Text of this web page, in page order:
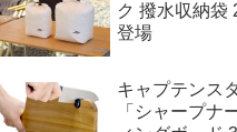
ク 撥水収納袋
登場
キャプテンス
「シャープナ